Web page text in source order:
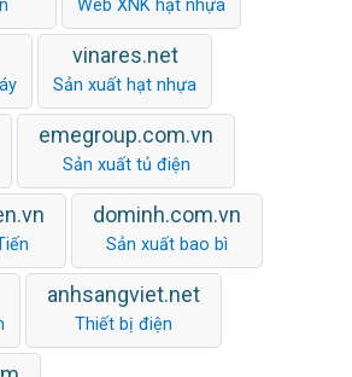
Web XNK hạt nhựa
vinares.net
Sản xuất hạt nhựa
emegroup.com.vn
Sản xuất tủ điện
dominh.com.vn
Sản xuất bao bì
anhsangviet.net
Thiết bị điện